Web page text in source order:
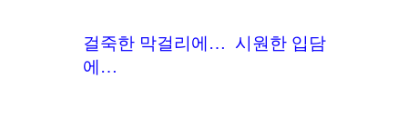
걸죽한 막걸리에… 시원한 입담
에…